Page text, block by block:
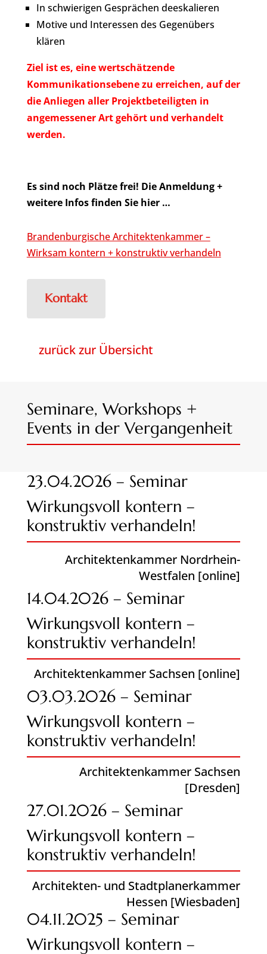
In schwierigen Gesprächen deeskalieren
Motive und Interessen des Gegenübers
klären
Ziel ist es, eine wertschätzende
Kommunikationsebene zu erreichen, auf der
die Anliegen aller Projektbeteiligten in
angemessener Art gehört und verhandelt
werden.
Es sind noch Plätze frei! Die Anmeldung +
weitere Infos finden Sie hier …
Brandenburgische Architektenkammer –
Wirksam kontern + konstruktiv verhandeln
Kontakt
zurück zur Übersicht
Seminare, Workshops +
Events in der Vergangenheit
23.04.2026 – Seminar
Wirkungsvoll kontern –
konstruktiv verhandeln!
Architektenkammer Nordrhein-
Westfalen [online]
14.04.2026 – Seminar
Wirkungsvoll kontern –
konstruktiv verhandeln!
Architektenkammer Sachsen [online]
03.03.2026 – Seminar
Wirkungsvoll kontern –
konstruktiv verhandeln!
Architektenkammer Sachsen
[Dresden]
27.01.2026 – Seminar
Wirkungsvoll kontern –
konstruktiv verhandeln!
Architekten- und Stadtplanerkammer
Hessen [Wiesbaden]
04.11.2025 – Seminar
Wirkungsvoll kontern –